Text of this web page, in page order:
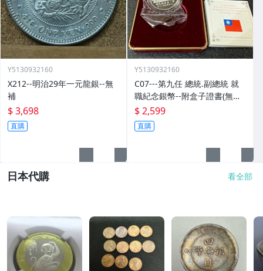
Y5130932160
X212--明治29年一元龍銀--無
補
$ 3,698
直購
Y5130932160
C07---第九任 總統.副總統 就
職紀念銀幣--附盒子證書(無外
紙盒)
$ 2,599
直購
日本代購 看全部